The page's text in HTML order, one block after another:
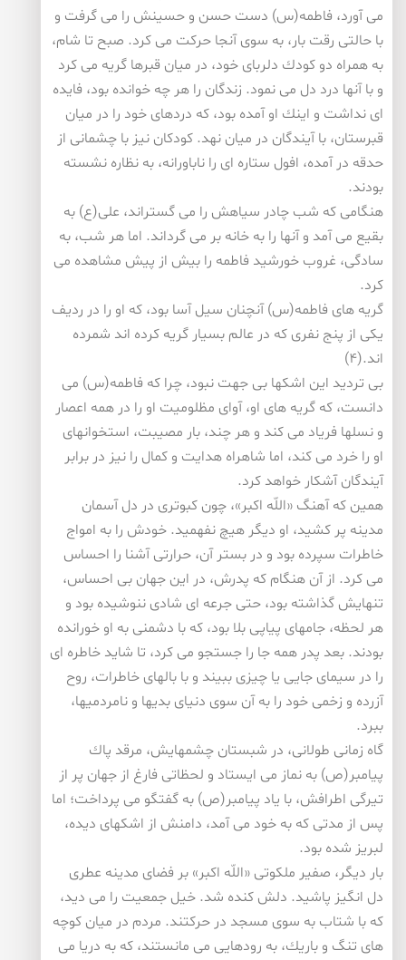
می آورد، فاطمه(س) دست حسن و حسینش را می گرفت و
با حالتی رقت بار، به سوی آنجا حركت می كرد. صبح تا شام،
به همراه دو كودك دلربای خود، در میان قبرها گریه می كرد
و با آنها درد دل می نمود. زندگان را هر چه خوانده بود، فایده
ای نداشت و اینك او آمده بود، كه دردهای خود را در میان
قبرستان، با آیندگان در میان نهد. كودكان نیز با چشمانی از
حدقه در آمده، افول ستاره ای را ناباورانه، به نظاره نشسته
بودند.
هنگامی كه شب چادر سیاهش را می گستراند، علی(ع) به
بقیع می آمد و آنها را به خانه بر می گرداند. اما هر شب، به
سادگی، غروب خورشید فاطمه را بیش از پیش مشاهده می
كرد.
گریه های فاطمه(س) آنچنان سیل آسا بود، كه او را در ردیف
یكی از پنج نفری كه در عالم بسیار گریه كرده اند شمرده
اند.(۴)
بی تردید این اشكها بی جهت نبود، چرا كه فاطمه(س) می
دانست، كه گریه های او، آوای مظلومیت او را در همه اعصار
و نسلها فریاد می كند و هر چند، بار مصیبت، استخوانهای
او را خرد می كند، اما شاهراه هدایت و كمال را نیز در برابر
آیندگان آشكار خواهد كرد.
همین كه آهنگ «اللّه اكبر»، چون كبوتری در دل آسمان
مدینه پر كشید، او دیگر هیچ نفهمید. خودش را به امواج
خاطرات سپرده بود و در بستر آن، حرارتی آشنا را احساس
می كرد. از آن هنگام كه پدرش، در این جهان بی احساس،
تنهایش گذاشته بود، حتی جرعه ای شادی ننوشیده بود و
هر لحظه، جامهای پیاپی بلا بود، كه با دشمنی به او خورانده
بودند. بعد پدر همه جا را جستجو می كرد، تا شاید خاطره ای
را در سیمای جایی یا چیزی ببیند و با بالهای خاطرات، روح
آزرده و زخمی خود را به آن سوی دنیای بدیها و نامردمیها،
ببرد.
گاه زمانی طولانی، در شبستان چشمهایش، مرقد پاك
پیامبر(ص) به نماز می ایستاد و لحظاتی فارغ از جهان پر از
تیرگی اطرافش، با یاد پیامبر(ص) به گفتگو می پرداخت؛ اما
پس از مدتی كه به خود می آمد، دامنش از اشكهای دیده،
لبریز شده بود.
بار دیگر، صفیر ملكوتی «اللّه اكبر» بر فضای مدینه عطری
دل انگیز پاشید. دلش كنده شد. خیل جمعیت را می دید،
كه با شتاب به سوی مسجد در حركتند. مردم در میان كوچه
های تنگ و باریك، به رودهایی می مانستند، كه به دریا می